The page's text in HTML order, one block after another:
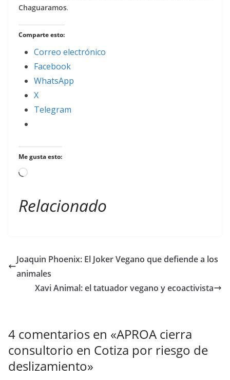
Chaguaramos.
Comparte esto:
Correo electrónico
Facebook
WhatsApp
X
Telegram
Me gusta esto:
Cargando...
Relacionado
Joaquin Phoenix: El Joker Vegano que defiende a los
animales
Xavi Animal: el tatuador vegano y ecoactivista
4 comentarios en «APROA cierra
consultorio en Cotiza por riesgo de
deslizamiento»